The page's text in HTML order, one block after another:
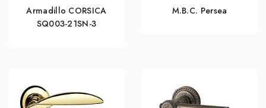
Armadillo CORSICA
SQ003-21SN-3
M.B.C. Persea